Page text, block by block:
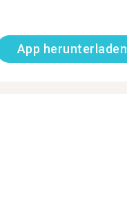
App herunterladen